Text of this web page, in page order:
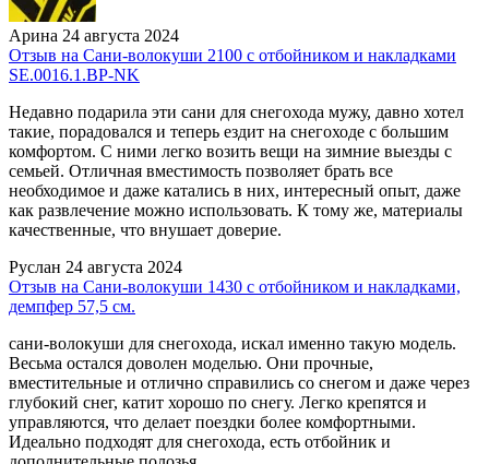
Арина 24 августа 2024
Отзыв на Сани-волокуши 2100 с отбойником и накладками
SE.0016.1.ВР-NK
Недавно подарила эти сани для снегохода мужу, давно хотел
такие, порадовался и теперь ездит на снегоходе с большим
комфортом. С ними легко возить вещи на зимние выезды с
семьей. Отличная вместимость позволяет брать все
необходимое и даже катались в них, интересный опыт, даже
как развлечение можно использовать. К тому же, материалы
качественные, что внушает доверие.
Руслан 24 августа 2024
Отзыв на Сани-волокуши 1430 с отбойником и накладками,
демпфер 57,5 см.
сани-волокуши для снегохода, искал именно такую модель.
Весьма остался доволен моделью. Они прочные,
вместительные и отлично справились со снегом и даже через
глубокий снег, катит хорошо по снегу. Легко крепятся и
управляются, что делает поездки более комфортными.
Идеально подходят для снегохода, есть отбойник и